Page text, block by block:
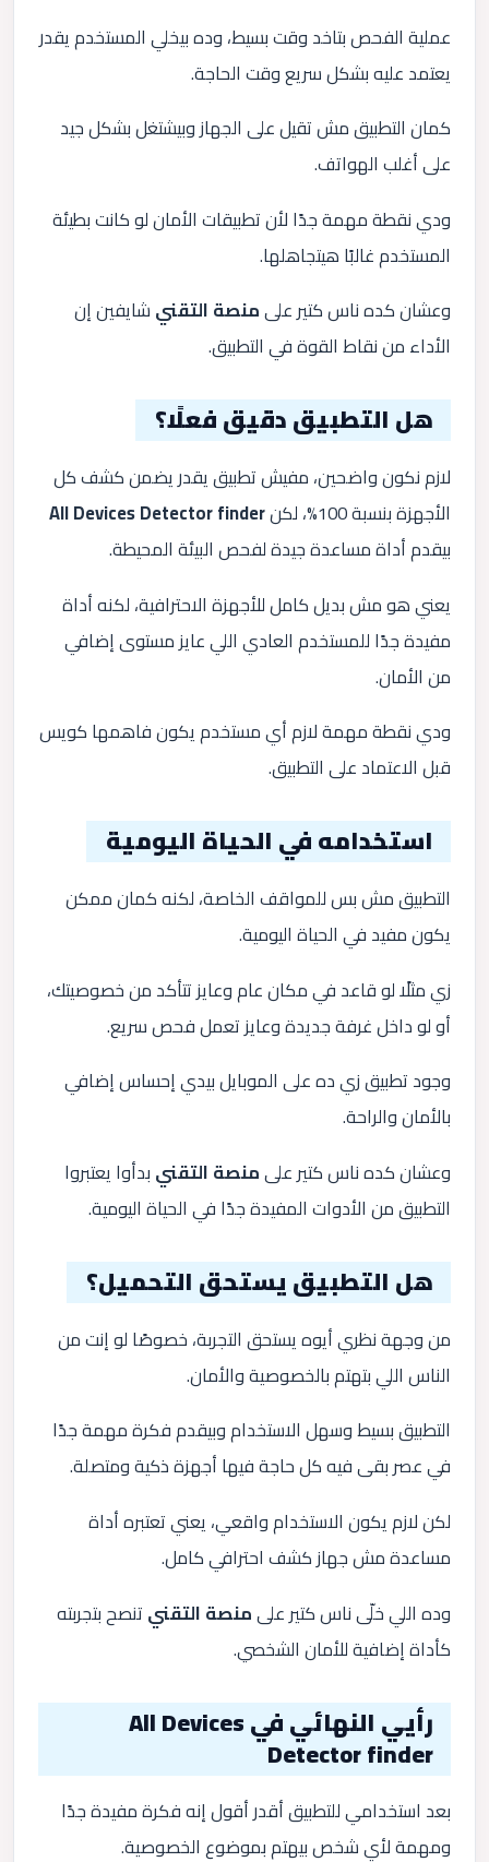
عملية الفحص بتاخد وقت بسيط، وده بيخلي المستخدم يقدر
يعتمد عليه بشكل سريع وقت الحاجة.
كمان التطبيق مش تقيل على الجهاز وبيشتغل بشكل جيد
على أغلب الهواتف.
ودي نقطة مهمة جدًا لأن تطبيقات الأمان لو كانت بطيئة
المستخدم غالبًا هيتجاهلها.
وعشان كده ناس كتير علىمنصة التقني شايفين إن
الأداء من نقاط القوة في التطبيق.
هل التطبيق دقيق فعلًا؟
لازم نكون واضحين، مفيش تطبيق يقدر يضمن كشف كل
الأجهزة بنسبة 100%، لكن
All Devices Detector finder
بيقدم أداة مساعدة جيدة لفحص البيئة المحيطة.
يعني هو مش بديل كامل للأجهزة الاحترافية، لكنه أداة
مفيدة جدًا للمستخدم العادي اللي عايز مستوى إضافي
من الأمان.
ودي نقطة مهمة لازم أي مستخدم يكون فاهمها كويس
قبل الاعتماد على التطبيق.
استخدامه في الحياة اليومية
التطبيق مش بس للمواقف الخاصة، لكنه كمان ممكن
يكون مفيد في الحياة اليومية.
زي مثلًا لو قاعد في مكان عام وعايز تتأكد من خصوصيتك،
أو لو داخل غرفة جديدة وعايز تعمل فحص سريع.
وجود تطبيق زي ده على الموبايل بيدي إحساس إضافي
بالأمان والراحة.
وعشان كده ناس كتير علىمنصة التقني بدأوا يعتبروا
التطبيق من الأدوات المفيدة جدًا في الحياة اليومية.
هل التطبيق يستحق التحميل؟
من وجهة نظري أيوه يستحق التجربة، خصوصًا لو إنت من
الناس اللي بتهتم بالخصوصية والأمان.
التطبيق بسيط وسهل الاستخدام وبيقدم فكرة مهمة جدًا
في عصر بقى فيه كل حاجة فيها أجهزة ذكية ومتصلة.
لكن لازم يكون الاستخدام واقعي، يعني تعتبره أداة
مساعدة مش جهاز كشف احترافي كامل.
وده اللي خلّى ناس كتير علىمنصة التقني تنصح بتجربته
كأداة إضافية للأمان الشخصي.
رأيي النهائي في All Devices
Detector finder
بعد استخدامي للتطبيق أقدر أقول إنه فكرة مفيدة جدًا
ومهمة لأي شخص بيهتم بموضوع الخصوصية.